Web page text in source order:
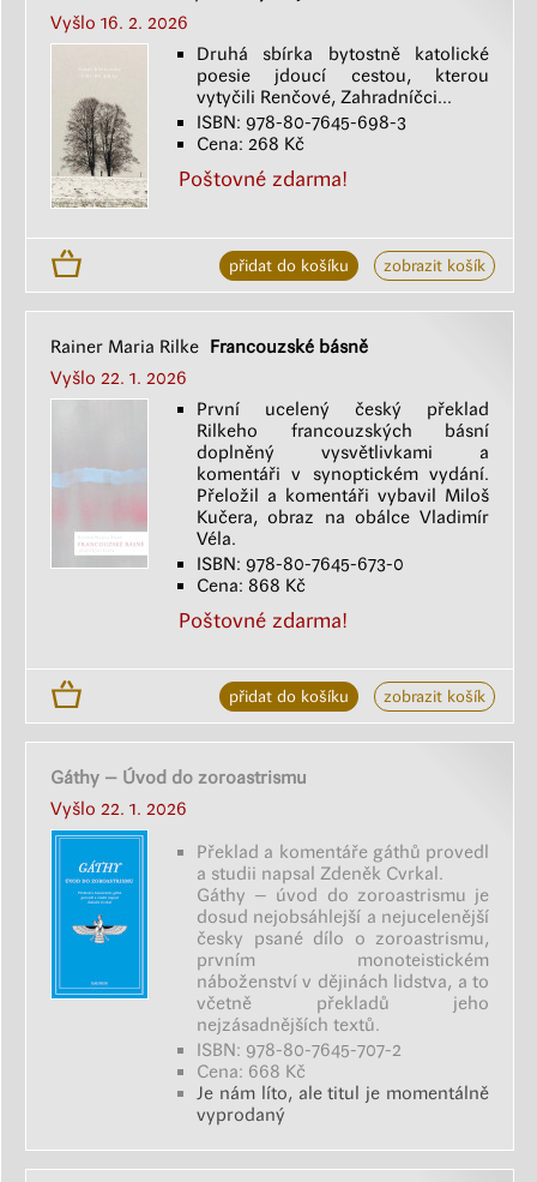
Vyšlo 16. 2. 2026
Druhá sbírka bytostně katolické
poesie jdoucí cestou, kterou
vytyčili Renčové, Zahradníčci...
ISBN: 978-80-7645-698-3
Cena: 268 Kč
Poštovné zdarma!
přidat do košíku zobrazit košík
Rainer Maria Rilke Francouzské básně
Vyšlo 22. 1. 2026
První ucelený český překlad
Rilkeho francouzských básní
doplněný vysvětlivkami a
komentáři v synoptickém vydání.
Přeložil a komentáři vybavil Miloš
Kučera, obraz na obálce Vladimír
Véla.
ISBN: 978-80-7645-673-0
Cena: 868 Kč
Poštovné zdarma!
přidat do košíku zobrazit košík
Gáthy – Úvod do zoroastrismu
Vyšlo 22. 1. 2026
Překlad a komentáře gáthů provedl
a studii napsal Zdeněk Cvrkal.
Gáthy – úvod do zoroastrismu je
dosud nejobsáhlejší a nejucelenější
česky psané dílo o zoroastrismu,
prvním monoteistickém
náboženství v dějinách lidstva, a to
včetně překladů jeho
nejzásadnějších textů.
ISBN: 978-80-7645-707-2
Cena: 668 Kč
Je nám líto, ale titul je momentálně
vyprodaný